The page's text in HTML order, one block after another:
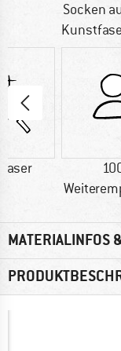
Socken
MATERIALINFOS